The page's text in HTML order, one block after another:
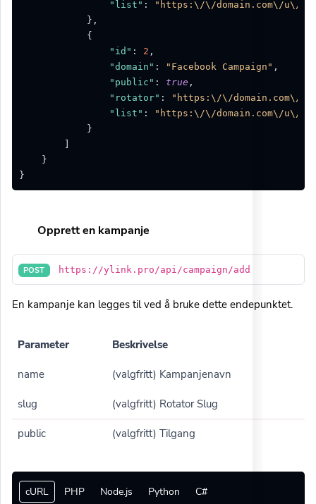
"list" :
"https:\/\/domain.com\/u\/
} ,
{
"id" : 2 ,
"domain" : "Facebook Campaign" ,
"public" : true ,
"rotator" :
"https:\/\/domain.com\/
"list" :
"https:\/\/domain.com\/u\/
}
}
}
Opprett en kampanje
POST https://ylink.pro/api/campaign/add
En kampanje kan legges til ved å bruke dette endepunktet.
Parameter Beskrivelse
name (valgfritt) Kampanjenavn
slug (valgfritt) Rotator Slug
public (valgfritt) Tilgang
cURL PHP Node.js Python C#